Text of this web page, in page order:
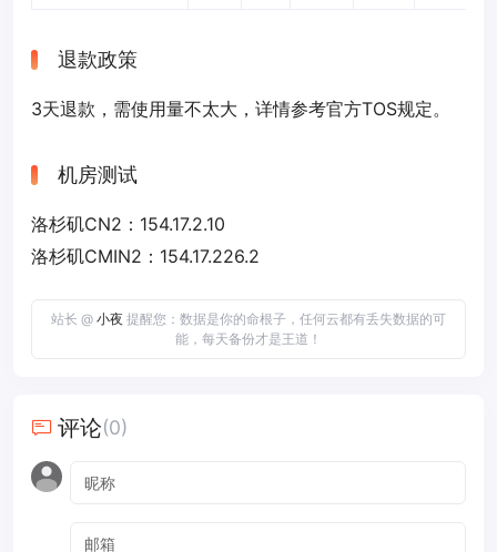
退款政策
3天退款，需使用量不太大，详情参考官方TOS规定。
机房测试
洛杉矶CN2：154.17.2.10
洛杉矶CMIN2：154.17.226.2
站长 @ 小夜 提醒您：数据是你的命根子，任何云都有丢失数据的可
能，每天备份才是王道！
评论(0)